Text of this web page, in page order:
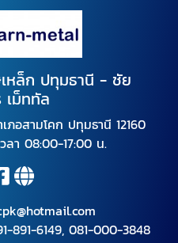
หล็ก ปทุมธานี - ชัย
เม็ททัล
อสามโคก ปทุมธานี 12160
ลา 08:00-17:00 น.
891-6149, 081-000-3848